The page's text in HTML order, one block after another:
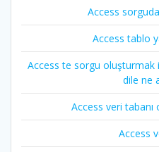
Access
Access tablo
Access te sorgu oluşturmak
dile ne
Access veri
Access